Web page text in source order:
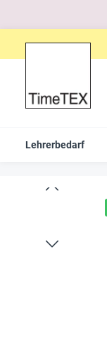
Lehrerbedarf